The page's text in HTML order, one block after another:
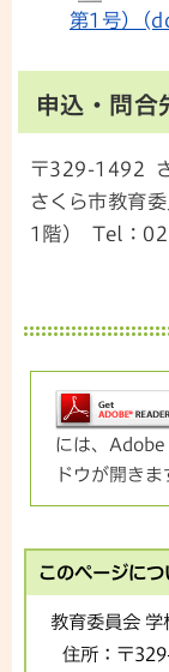
第1号）
申込・問合
〒329-1492
さくら市教育
1階） Tel：
には、Adobe
ドウが開きま
このページに
教育委員会
住所： 〒